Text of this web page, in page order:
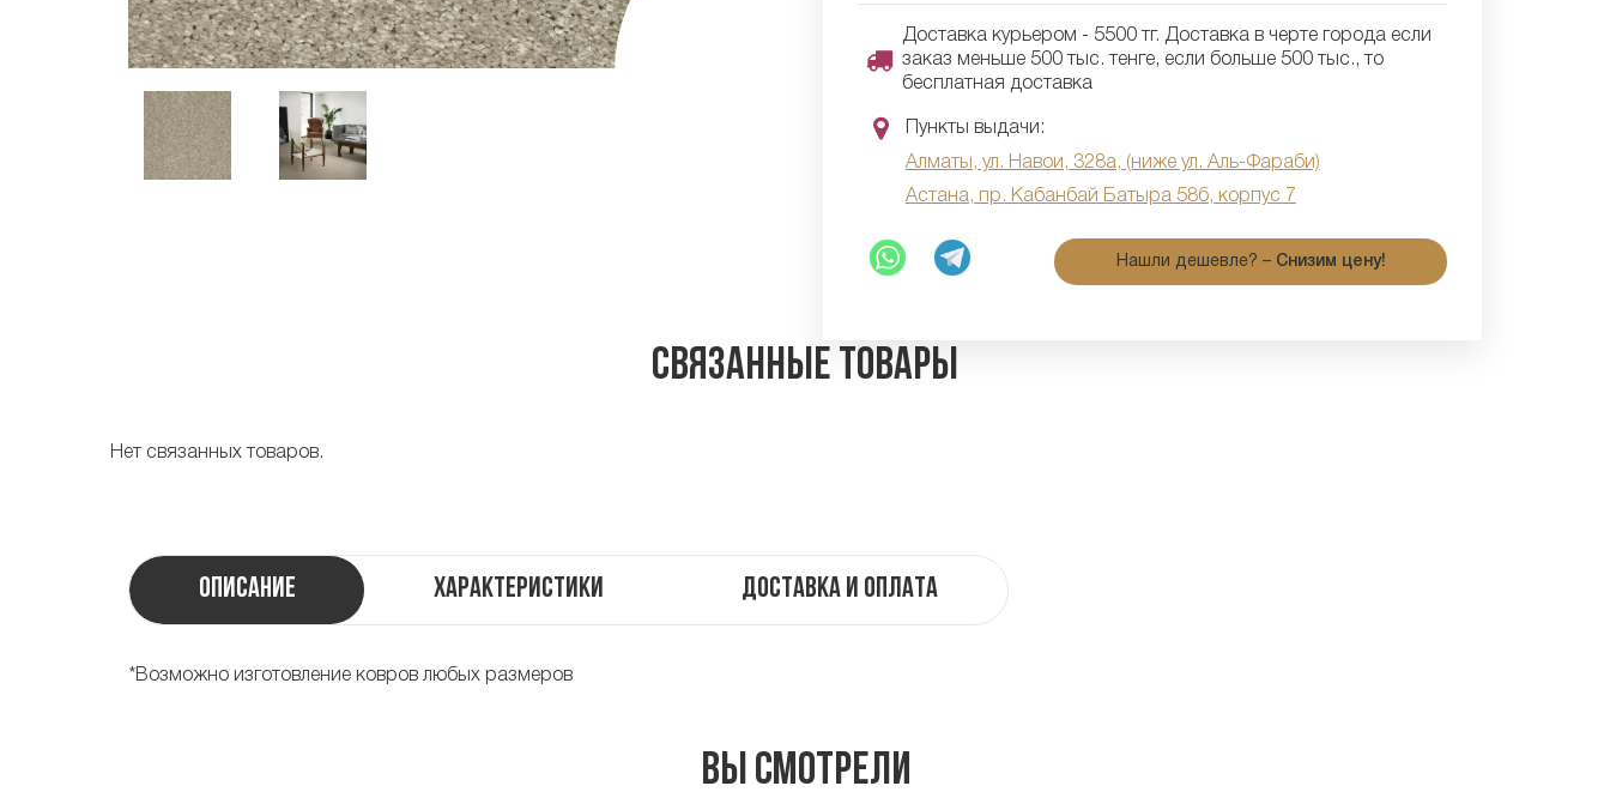
Доставка курьером - 5500 тг. Доставка в черте города если
заказ меньше 500 тыс. тенге, если больше 500 тыс., то
бесплатная доставка
Пункты выдачи:
Алматы, ул. Навои, 328а, (ниже ул. Аль-Фараби)
Астана, пр. Кабанбай Батыра 58б, корпус 7
Нашли дешевле? – Снизим цену!
Связанные товары
Нет связанных товаров.
Описание Характеристики Доставка и оплата
*Возможно изготовление ковров любых размеров
Вы смотрели